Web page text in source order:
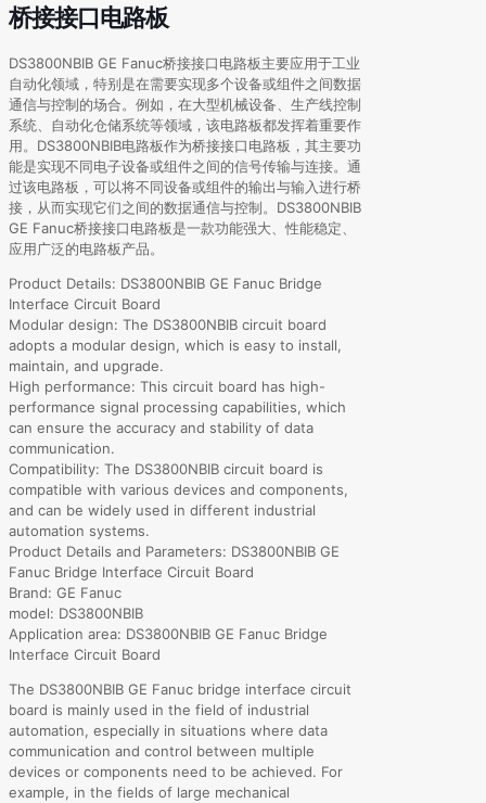
桥接接口电路板
DS3800NBIB GE Fanuc桥接接口电路板主要应用于工业
自动化领域，特别是在需要实现多个设备或组件之间数据
通信与控制的场合。例如，在大型机械设备、生产线控制
系统、自动化仓储系统等领域，该电路板都发挥着重要作
用。DS3800NBIB电路板作为桥接接口电路板，其主要功
能是实现不同电子设备或组件之间的信号传输与连接。通
过该电路板，可以将不同设备或组件的输出与输入进行桥
接，从而实现它们之间的数据通信与控制。DS3800NBIB
GE Fanuc桥接接口电路板是一款功能强大、性能稳定、
应用广泛的电路板产品。
Product Details: DS3800NBIB GE Fanuc Bridge
Interface Circuit Board
Modular design: The DS3800NBIB circuit board
adopts a modular design, which is easy to install,
maintain, and upgrade.
High performance: This circuit board has high-
performance signal processing capabilities, which
can ensure the accuracy and stability of data
communication.
Compatibility: The DS3800NBIB circuit board is
compatible with various devices and components,
and can be widely used in different industrial
automation systems.
Product Details and Parameters: DS3800NBIB GE
Fanuc Bridge Interface Circuit Board
Brand: GE Fanuc
model: DS3800NBIB
Application area: DS3800NBIB GE Fanuc Bridge
Interface Circuit Board
The DS3800NBIB GE Fanuc bridge interface circuit
board is mainly used in the field of industrial
automation, especially in situations where data
communication and control between multiple
devices or components need to be achieved. For
example, in the fields of large mechanical